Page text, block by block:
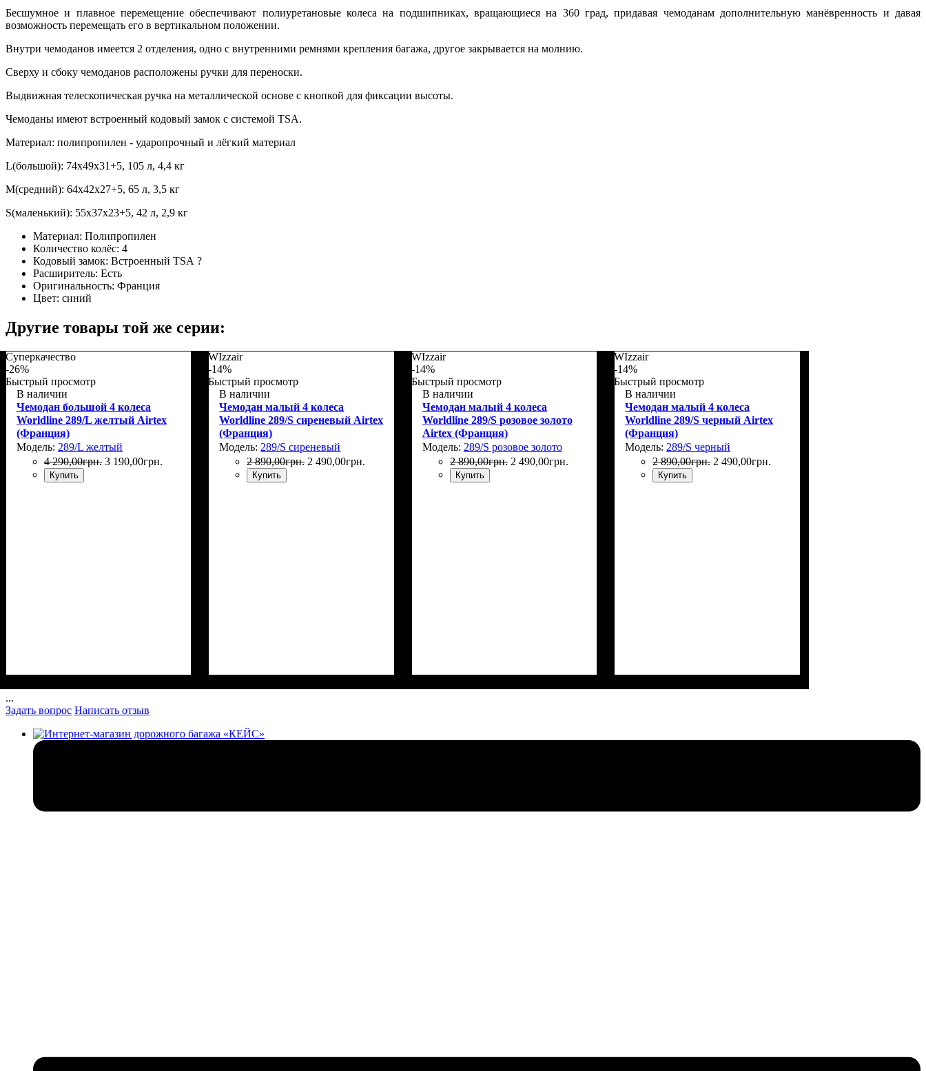
Бесшумное и плавное перемещение обеспечивают полиуретановые колеса на подшипниках, вращающиеся на 360 град, придавая чемоданам дополнительную манёвренность и давая
возможность перемещать его в вертикальном положении.
Внутри чемоданов имеется 2 отделения, одно с внутренними ремнями крепления багажа, другое закрывается на молнию.
Сверху и сбоку чемоданов расположены ручки для переноски.
Выдвижная телескопическая ручка на металлической основе с кнопкой для фиксации высоты.
Чемоданы имеют встроенный кодовый замок с системой TSA.
Материал: полипропилен - ударопрочный и лёгкий материал
L(большой): 74x49x31+5, 105 л, 4,4 кг
M(средний): 64x42x27+5, 65 л, 3,5 кг
S(маленький): 55x37x23+5, 42 л, 2,9 кг
Материал: Полипропилен
Количество колёс: 4
Кодовый замок: Встроенный TSA ?
Расширитель: Есть
Оригинальность: Франция
Цвет: синий
Другие товары той же серии:
Суперкачество
-26%
Быстрый просмотр
В наличии
Чемодан большой 4 колеса
Worldline 289/L желтый Airtex
(Франция)
Модель: 289/L желтый
4 290,00грн. 3 190,00грн.
Купить
WIzzair
-14%
Быстрый просмотр
В наличии
Чемодан малый 4 колеса
Worldline 289/S сиреневый Airtex
(Франция)
Модель: 289/S сиреневый
2 890,00грн. 2 490,00грн.
Купить
WIzzair
-14%
Быстрый просмотр
В наличии
Чемодан малый 4 колеса
Worldline 289/S розовое золото
Airtex (Франция)
Модель: 289/S розовое золото
2 890,00грн. 2 490,00грн.
Купить
WIzzair
-14%
Быстрый просмотр
В наличии
Чемодан малый 4 колеса
Worldline 289/S черный Airtex
(Франция)
Модель: 289/S черный
2 890,00грн. 2 490,00грн.
Купить
...
Задать вопрос Написать отзыв